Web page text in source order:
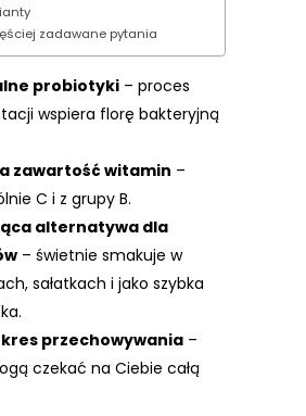
zadawane pytania
probiotyki – proces
wspiera florę bakteryjną
zawartość witamin –
C i z grupy B.
alternatywa dla
– świetnie smakuje w
sałatkach i jako szybka
przechowywania –
czekać na Ciebie całą